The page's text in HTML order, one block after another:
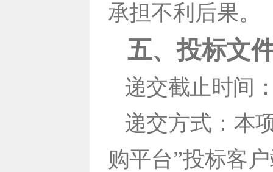
承担不利后果。
五、投标文
递交截止时间
递交方式：本
购平台”投标客